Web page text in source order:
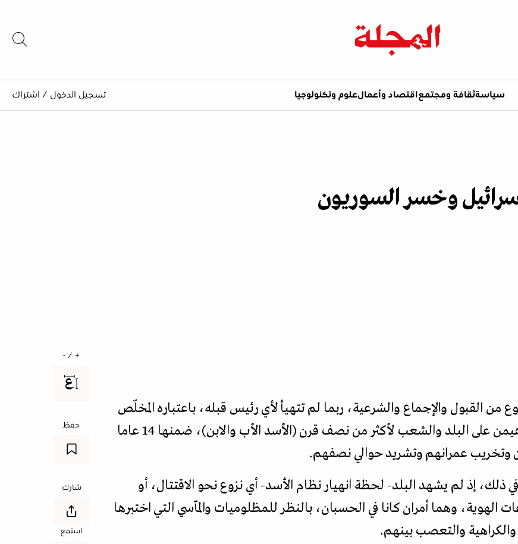
سياسةثقافة ومجتمع اقتصاد وأعمالعلوم وتكنولوجيا تسجيل الدخول / اشتراك
وخسر السوريون
من القبول والإجماع والشرعية، ربما لم تتهيأ لأي رئيس قبله، باعتباره المخلّص
من نظام الاستبداد والفساد الذي هيمن على البلد والشعب لأكثر من نصف قرن (الأسد الأب والابن)، ضمنها 14 عاما
وتخريب عمرانهم وتشريد حوالي نصفهم.
إذ لم يشهد البلد- لحظة انهيار نظام الأسد- أي نزوع نحو الاقتتال، أو
وهما أمران كانا في الحسبان، بالنظر للمظلوميات والمآسي التي اختبرها
والتعصب بينهم.
+ / -
حفظ
شارك
استمع